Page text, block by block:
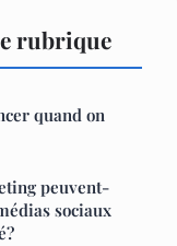
rubrique
quand on
peuvent-
sociaux